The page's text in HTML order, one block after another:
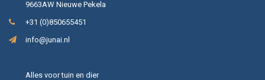
9663AW Nieuwe Pekela
+31 (0)850655451
info@junai.nl
Alles voor tuin en dier